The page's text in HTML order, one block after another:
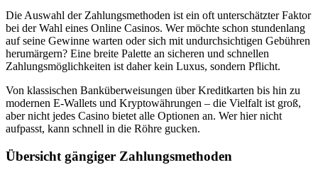
Die Auswahl der Zahlungsmethoden ist ein oft unterschätzter Faktor
bei der Wahl eines Online Casinos. Wer möchte schon stundenlang
auf seine Gewinne warten oder sich mit undurchsichtigen Gebühren
herumärgern? Eine breite Palette an sicheren und schnellen
Zahlungsmöglichkeiten ist daher kein Luxus, sondern Pflicht.
Von klassischen Banküberweisungen über Kreditkarten bis hin zu
modernen E-Wallets und Kryptowährungen – die Vielfalt ist groß,
aber nicht jedes Casino bietet alle Optionen an. Wer hier nicht
aufpasst, kann schnell in die Röhre gucken.
Übersicht gängiger Zahlungsmethoden